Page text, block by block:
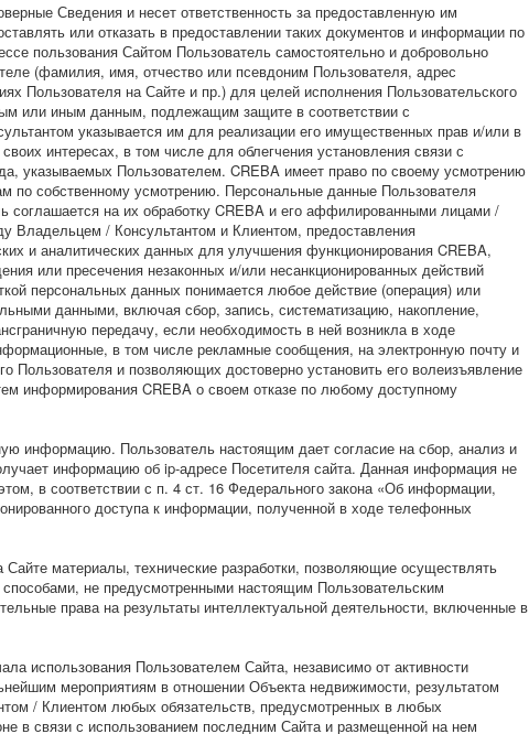
Сведения и несет ответственность за предоставленную им
или отказать в предоставлении таких документов и информации по
пользования Сайтом Пользователь самостоятельно и добровольно
(фамилия, имя, отчество или псевдоним Пользователя, адрес
Пользователя на Сайте и пр.) для целей исполнения Пользовательского
или иным данным, подлежащим защите в соответствии с
указывается им для реализации его имущественных прав и/или в
интересах, в том числе для облегчения установления связи с
указываемых Пользователем. CREBA имеет право по своему усмотрению
по собственному усмотрению. Персональные данные Пользователя
на их обработку CREBA и его аффилированными лицами /
Владельцем / Консультантом и Клиентом, предоставления
и аналитических данных для улучшения функционирования CREBA,
или пресечения незаконных и/или несанкционированных действий
персональных данных понимается любое действие (операция) или
данными, включая сбор, запись, систематизацию, накопление,
передачу, если необходимость в ней возникла в ходе
в том числе рекламные сообщения, на электронную почту и
и позволяющих достоверно установить его волеизъявление
информирования CREBA о своем отказе по любому доступному
Пользователь настоящим дает согласие на сбор, анализ и
информацию об ip-адресе Посетителя сайта. Данная информация не
в соответствии с п. 4 ст. 16 Федерального закона «Об информации,
доступа к информации, полученной в ходе телефонных
материалы, технические разработки, позволяющие осуществлять
не предусмотренными настоящим Пользовательским
права на результаты интеллектуальной деятельности, включенные в
Пользователем Сайта, независимо от активности
мероприятиям в отношении Объекта недвижимости, результатом
/ Клиентом любых обязательств, предусмотренных в любых
в связи с использованием последним Сайта и размещенной на нем